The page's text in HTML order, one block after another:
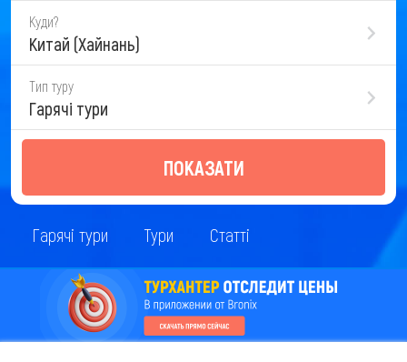
Куди?
Китай (Хайнань)
Тип туру
Гарячі тури
ПОКАЗАТИ
Гарячі тури Тури Статті